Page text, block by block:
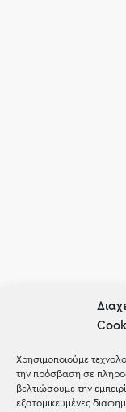
Χρησιμοποιούμε
την πρόσβαση σε
βελτιώσουμε την
εξατομικευμένες